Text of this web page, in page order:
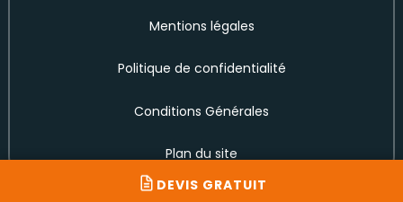
Mentions légales
Politique de confidentialité
Conditions Générales
Plan du site
DEVIS GRATUIT